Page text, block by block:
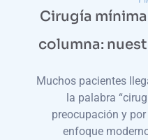
Cirugía
columna:
Muchos pacientes
la palabra
preocupación y
enfoque